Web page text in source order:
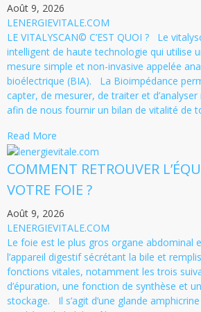
Août 9, 2026
LENERGIEVITALE.COM
LE VITALYSCAN© C’EST QUOI ? Le
intelligent de haute technologie qui utilise
mesure simple et non-invasive appelée
bioélectrique (BIA). La Bioimpédance
capter, de mesurer, de traiter et
afin de nous fournir un bilan de vitalité de
Read More
COMMENT RETROUVER
VOTRE FOIE ?
Août 9, 2026
LENERGIEVITALE.COM
Le foie est le plus gros organe abdominal
l’appareil digestif sécrétant la bile et
fonctions vitales, notamment les trois
d’épuration, une fonction de synthèse et
stockage. Il s’agit d’une glande